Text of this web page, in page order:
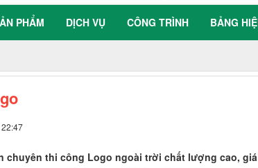
PHẨM DỊCH VỤ CÔNG TRÌNH BẢNG
chuyên thi công Logo ngoài trời chất lượng cao,